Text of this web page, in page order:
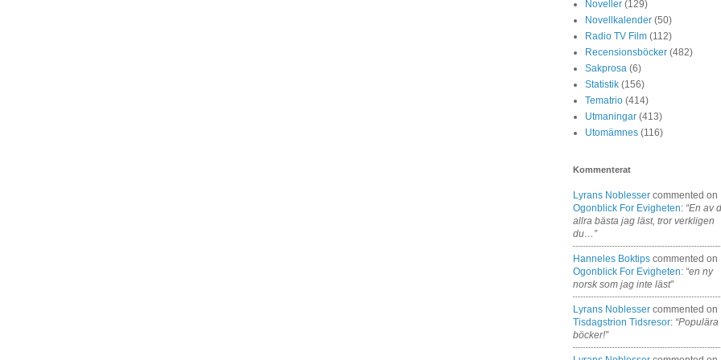
Noveller (129)
Novellkalender (50)
Radio TV Film (112)
Recensionsböcker (482)
Sakprosa (6)
Statistik (156)
Tematrio (414)
Utmaningar (413)
Utomämnes (116)
Kommenterat
Lyrans Noblesser commented on
Ogonblick For Evigheten: “En av
allra bästa jag läst, tror verkligen
du…”
Hanneles Boktips commented on
Ogonblick For Evigheten: “en ny
norsk som jag inte läst”
Lyrans Noblesser commented on
Tisdagstrion Tidsresor: “Populära
böcker!”